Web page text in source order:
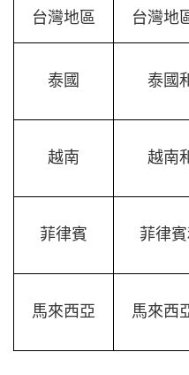
台灣地區
台灣地
泰國 泰國
越南 越南
菲律賓 菲律
馬來西亞 馬來西